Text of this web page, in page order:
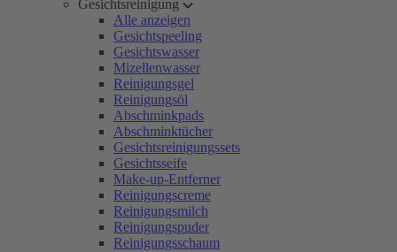
Gesichtsreinigung
Alle anzeigen
Gesichtspeeling
Gesichtswasser
Mizellenwasser
Reinigungsgel
Reinigungsöl
Abschminkpads
Abschminktücher
Gesichtsreinigungssets
Gesichtsseife
Make-up-Entferner
Reinigungscreme
Reinigungsmilch
Reinigungspuder
Reinigungsschaum